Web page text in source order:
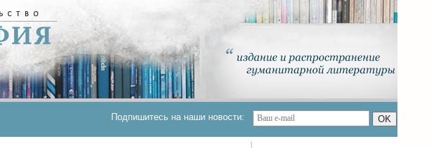
Подпишитесь на наши новости: OK